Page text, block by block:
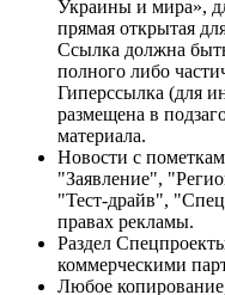
Украины и мира»,
прямая открытая
Ссылка должна
полного либо
Гиперссылка (для
размещена в
материала.
Новости с
"Заявление",
"Тест-драйв",
правах рекламы.
Раздел
коммерческими
Любое